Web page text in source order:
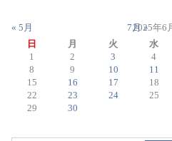
2025年6
日
月 火 水
1
2 3 4
8
9 10 11
15
16 17 18
22
23 24 25
29
30
« 5月 7月 »